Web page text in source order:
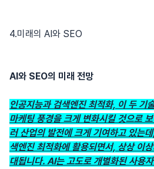
4.미래의 AI와 SEO
AI와 SEO의 미래 전망
인공지능과 검색엔진 최적화, 이 두 기
마케팅 풍경을 크게 변화시킬 것으로
러 산업의 발전에 크게 기여하고 있는
색엔진 최적화에 활용되면서, 상상 이
대됩니다. AI는 고도로 개별화된 사용